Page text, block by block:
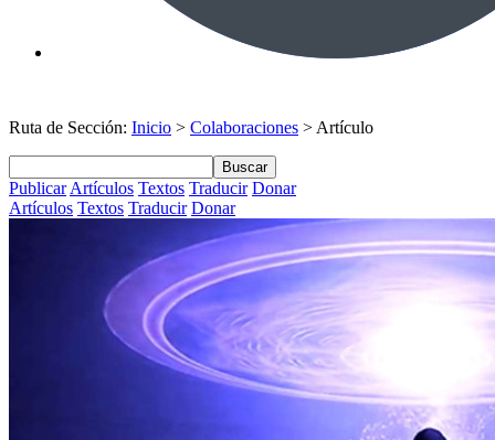
Ruta de Sección: Inicio > Colaboraciones > Artículo
Buscar
Publicar Artículos Textos Traducir Donar
Artículos Textos Traducir Donar